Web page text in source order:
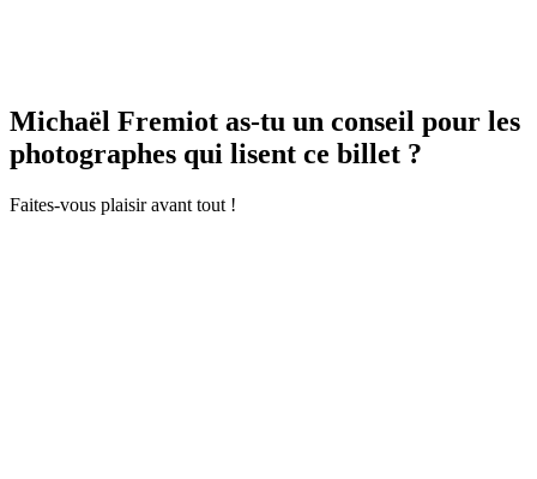
Michaël Fremiot as-tu un conseil pour les
photographes qui lisent ce billet ?
Faites-vous plaisir avant tout !